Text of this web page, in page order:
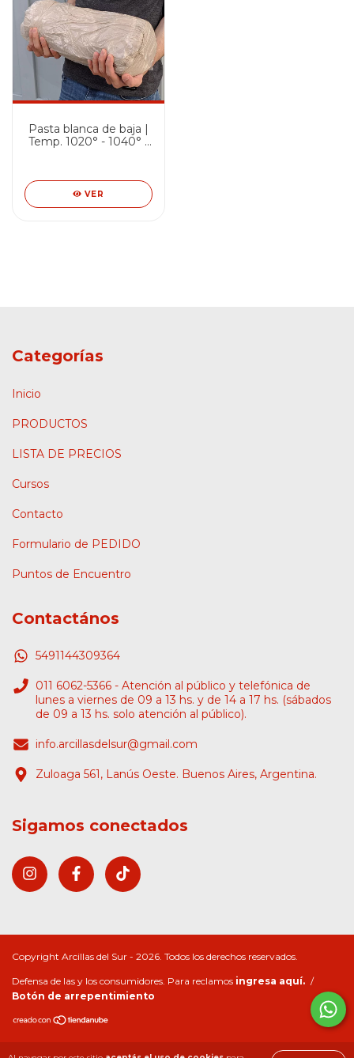
Pasta blanca de baja |
Temp. 1020° - 1040° |
VER
Categorías
Inicio
PRODUCTOS
LISTA DE PRECIOS
Cursos
Contacto
Formulario de PEDIDO
Puntos de Encuentro
Contactános
5491144309364
011 6062-5366 - Atención al público y telefónica de
lunes a viernes de 09 a 13 hs. y de 14 a 17 hs. (sábados
de 09 a 13 hs. solo atención al público).
info.arcillasdelsur@gmail.com
Zuloaga 561, Lanús Oeste. Buenos Aires, Argentina.
Sigamos conectados
Copyright Arcillas del Sur - 2026. Todos los derechos reservados.
Defensa de las y los consumidores. Para reclamos ingresa aquí. /
Botón de arrepentimiento